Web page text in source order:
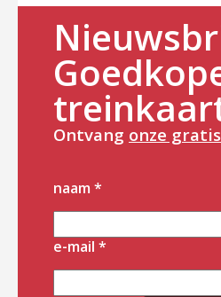
Ontvang onze
naam *
e-mail *